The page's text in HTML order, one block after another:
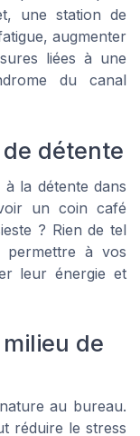
une station de
augmenter
liées à une
du canal
détente
la détente dans
un coin café
? Rien de tel
à vos
leur énergie et
de
au bureau.
réduire le stress